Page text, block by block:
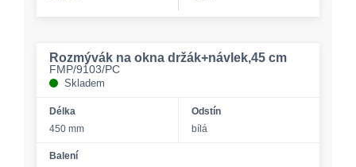
Rozmývák na okna držák+návlek,45 cm
FMP/9103/PC
Skladem
Délka
450 mm
Odstín
bílá
Balení